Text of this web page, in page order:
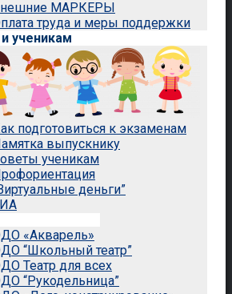
МАРКЕРЫ
труда и меры поддержки
ученикам
подготовиться к экзаменам
выпускнику
ученикам
деньги”
«Акварель»
“Школьный театр”
Театр для всех
“Рукодельница”